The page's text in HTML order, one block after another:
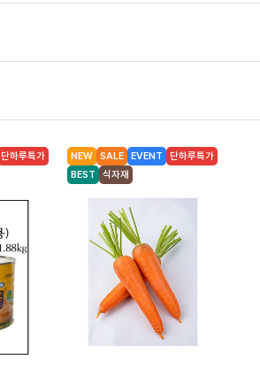
단하루특가
NEW SALE EVENT
단하루특가
BEST
식자재